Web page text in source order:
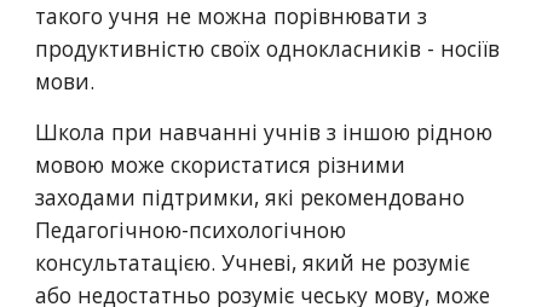
такого учня не можна порівнювати з
продуктивністю своїх однокласників - носіїв
мови.
Школа при навчанні учнів з іншою рідною
мовою може скористатися різними
заходами підтримки, які рекомендовано
Педагогічною-психологічною
консультатацією. Учневі, який не розуміє
або недостатньо розуміє чеську мову, може